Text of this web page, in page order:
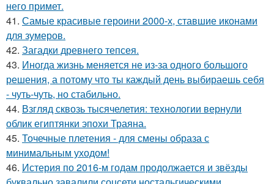
него примет.
41. Самые красивые героини 2000-х, ставшие иконами
для зумеров.
42. Загадки древнего тепсея.
43. Иногда жизнь меняется не из-за одного большого
решения, а потому что ты каждый день выбираешь себя
- чуть-чуть, но стабильно.
44. Взгляд сквозь тысячелетия: технологии вернули
облик египтянки эпохи Траяна.
45. Точечные плетения - для смены образа с
минимальным уходом!
46. Истерия по 2016-м годам продолжается и звёзды